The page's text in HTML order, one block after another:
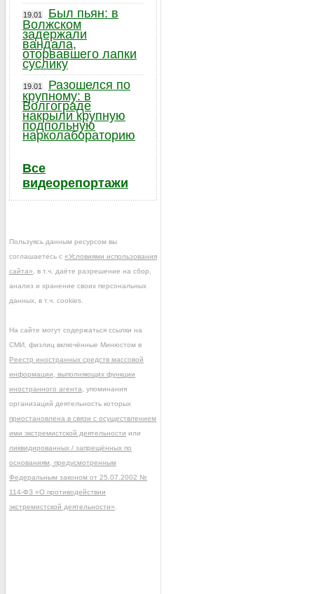
19.01
Был пьян: в
Волжском
задержали
вандала,
оторвавшего лапки
суслику
19.01
Разошелся по
крупному: в
Волгограде
накрыли крупную
подпольную
нарколабораторию
Все
видеорепортажи
Пользуясь данным ресурсом вы
соглашаетесь с «Условиями использования
сайта» , в т.ч. даёте разрешение на сбор,
анализ и хранение своих персональных
данных, в т.ч. cookies.
На сайте могут содержаться ссылки на
СМИ, физлиц включённые Минюстом в
Реестр иностранных средств массовой
информации, выполняющих функции
иностранного агента , упоминания
организаций деятельность которых
приостановлена в связи с осуществлением
ими экстремистской деятельности или
ликвидированных / запрещённых по
основаниям, предусмотренным
Федеральным законом от 25.07.2002 №
114-ФЗ «О противодействии
экстремистской деятельности»